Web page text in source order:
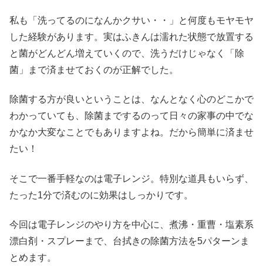
私も「洗ってるのになんかクサい・・」と何度もモヤモヤ
した経験があります。実はふきんは濡れた状態で放置する
と菌がどんどん増えていくので、洗うだけじゃなく「除
菌」まで済ませておくのが正解でした。
除菌する方が良いということは、なんとなく心のどこかで
わかっていても、除菌までするのって日々の家事の中でな
かなか大変なことでもありますよね。だから簡単に済ませ
たい！
そこで一番手軽なのは電子レンジ。特別な道具もいらず、
たった1分で済むのに効果はしっかりです。
今回は電子レンジのやり方を中心に、煮沸・重曹・塩素系
漂白剤・スプレーまで、台拭きの除菌方法を5パターンま
とめます。